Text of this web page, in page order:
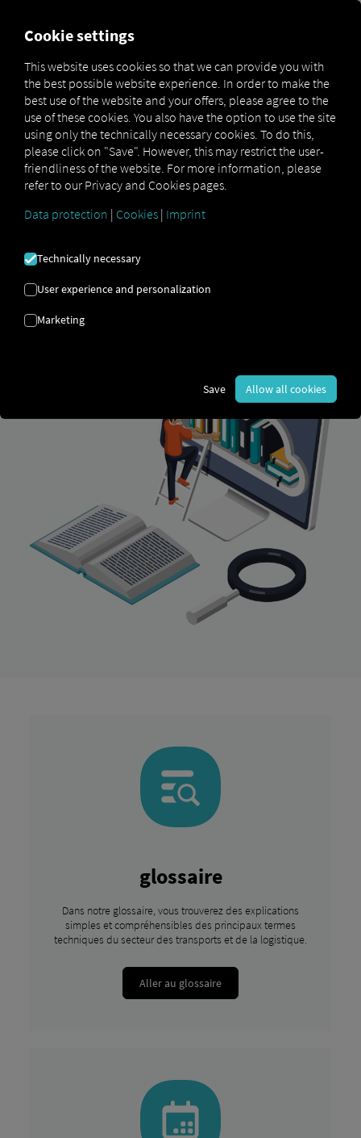
CONNAISSANCES
D'EXPERTS
Bienvenue sur notrepage de ressources !
meilleur parti de nos solutions : webinaires, listes de
de blog et un glossaire complet. Découvrez
contenus pratiques,
d’expertspour vous aider à développer votre activité.
glossaire
Dans notre glossaire, vous trouverez des explications
simples et compréhensibles des principaux termes
techniques du secteur des transports et de la logistique.
Aller au glossaire
Cookie settings
This website uses cookies so that we can provide you with
the best possible website experience. In order to make the
best use of the website and your offers, please agree to the
use of these cookies. You also have the option to use the site
using only the technically necessary cookies. To do this,
please click on "Save". However, this may restrict the user-
friendliness of the website. For more information, please
refer to our Privacy and Cookies pages.
Data protection | Cookies | Imprint
Technically necessary
User experience and personalization
Marketing
Save Allow all cookies